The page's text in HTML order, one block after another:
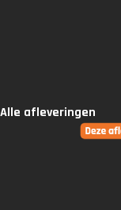
Alle afleveringen